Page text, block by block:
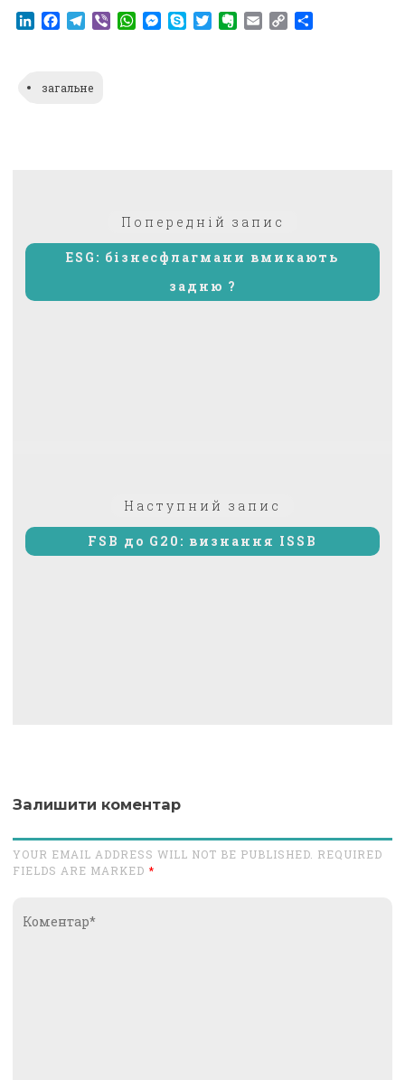
LinkedIn
Facebook
Telegram
ViberWhatsApp
Messenger
SkypeTwitterEvernote
EmailCopy
загальне
Попередній запис
ESG: бізнесфлагмани вмикають
задню ?
Наступний запис
запис:
FSB до G20: визнання ISSB
Залишити коментар
YOUR EMAIL ADDRESS WILL NOT BE PUBLISHED. REQUIRED
FIELDS ARE MARKED *